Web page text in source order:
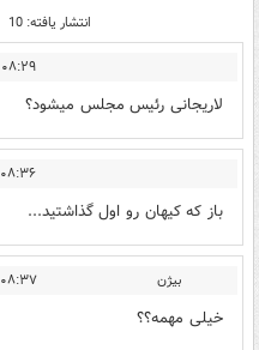
انتشار یافته: 10
۰۸:۲۹ - ۱۳۹۴/۱۲/۲۵
لاریجانی رئیس مجلس میشود؟
۰۸:۳۶ - ۱۳۹۴/۱۲/۲۵
باز که کیهان رو اول گذاشتید...
بیژن ۰۸:۳۷ - ۱۳۹۴/۱۲/۲۵
خیلی مهمه؟؟